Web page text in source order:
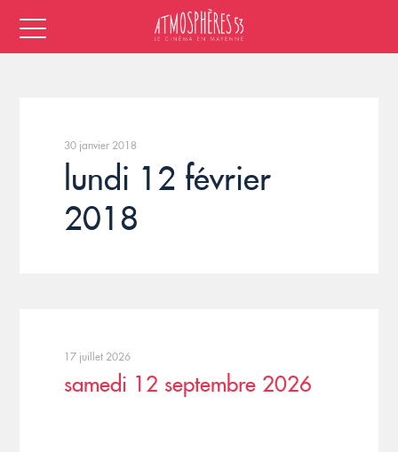
30 janvier 2018
lundi 12 février
2018
17 juillet 2026
samedi 12 septembre 2026